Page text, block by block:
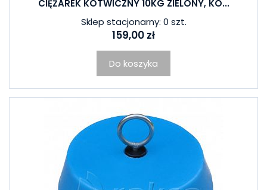
CIĘŻAREK KOTWICZNY 10KG ZIELONY, KO...
Sklep stacjonarny: 0 szt.
159,00 zł
Do koszyka